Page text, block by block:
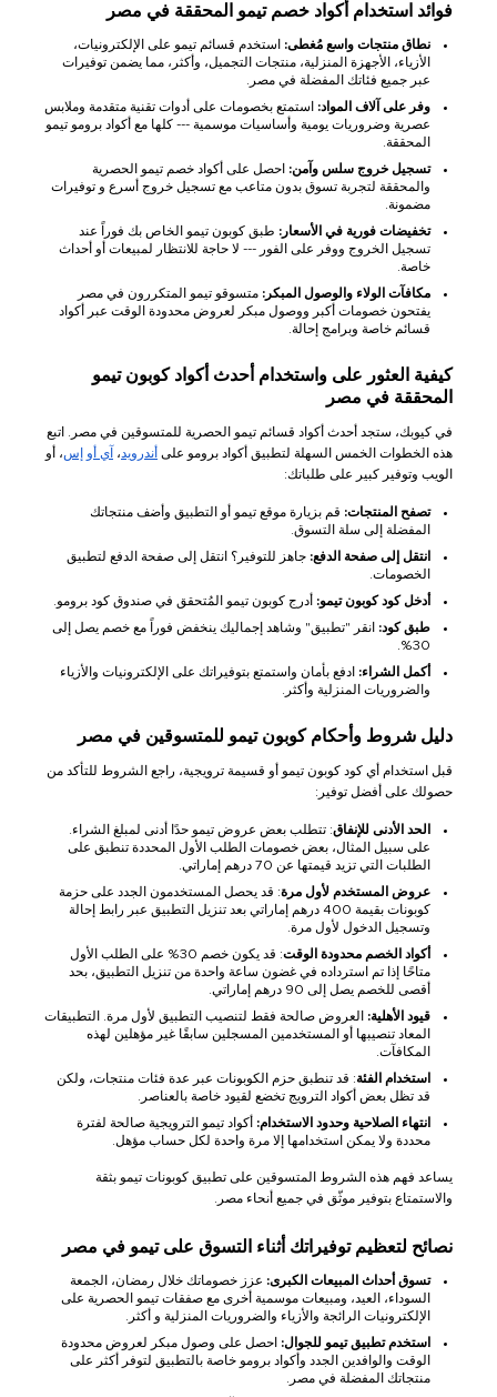
فوائد استخدام أكواد خصم تيمو المحققة في مصر
نطاق منتجات واسع مُغطى: استخدم قسائم تيمو على الإلكترونيات،
الأزياء، الأجهزة المنزلية، منتجات التجميل، وأكثر، مما يضمن توفيرات
عبر جميع فئاتك المفضلة في مصر.
وفر على آلاف المواد: استمتع بخصومات على أدوات تقنية متقدمة وملابس
عصرية وضروريات يومية وأساسيات موسمية --- كلها مع أكواد برومو تيمو
المحققة.
تسجيل خروج سلس وآمن: احصل على أكواد خصم تيمو الحصرية
والمحققة لتجربة تسوق بدون متاعب مع تسجيل خروج أسرع و توفيرات
مضمونة.
تخفيضات فورية في الأسعار: طبق كوبون تيمو الخاص بك فوراً عند
تسجيل الخروج ووفر على الفور --- لا حاجة للانتظار لمبيعات أو أحداث
خاصة.
مكافآت الولاء والوصول المبكر: متسوقو تيمو المتكررون في مصر
يفتحون خصومات أكبر ووصول مبكر لعروض محدودة الوقت عبر أكواد
قسائم خاصة وبرامج إحالة.
كيفية العثور على واستخدام أحدث أكواد كوبون تيمو
المحققة في مصر
في كيوبك، ستجد أحدث أكواد قسائم تيمو الحصرية للمتسوقين في مصر. اتبع
هذه الخطوات الخمس السهلة لتطبيق أكواد برومو على أندرويد ، آي أو إس، أو
الويب وتوفير كبير على طلباتك:
تصفح المنتجات: قم بزيارة موقع تيمو أو التطبيق وأضف منتجاتك
المفضلة إلى سلة التسوق.
انتقل إلى صفحة الدفع: جاهز للتوفير؟ انتقل إلى صفحة الدفع لتطبيق
الخصومات.
أدخل كود كوبون تيمو: أدرج كوبون تيمو المُتحقق في صندوق كود برومو.
طبق كود: انقر "تطبيق" وشاهد إجماليك ينخفض فوراً مع خصم يصل إلى
30%.
أكمل الشراء: ادفع بأمان واستمتع بتوفيراتك على الإلكترونيات والأزياء
والضروريات المنزلية وأكثر.
دليل شروط وأحكام كوبون تيمو للمتسوقين في مصر
قبل استخدام أي كود كوبون تيمو أو قسيمة ترويجية، راجع الشروط للتأكد من
حصولك على أفضل توفير:
الحد الأدنى للإنفاق: تتطلب بعض عروض تيمو حدًا أدنى لمبلغ الشراء.
على سبيل المثال، بعض خصومات الطلب الأول المحددة تنطبق على
الطلبات التي تزيد قيمتها عن 70 درهم إماراتي.
عروض المستخدم لأول مرة: قد يحصل المستخدمون الجدد على حزمة
كوبونات بقيمة 400 درهم إماراتي بعد تنزيل التطبيق عبر رابط إحالة
وتسجيل الدخول لأول مرة.
أكواد الخصم محدودة الوقت
: قد يكون خصم 30% على الطلب الأول
متاحًا إذا تم استرداده في غضون ساعة واحدة من تنزيل التطبيق، بحد
أقصى للخصم يصل إلى 90 درهم إماراتي.
قيود الأهلية: العروض صالحة فقط لتنصيب التطبيق لأول مرة. التطبيقات
المعاد تنصيبها أو المستخدمين المسجلين سابقًا غير مؤهلين لهذه
المكافآت.
استخدام الفئة: قد تنطبق حزم الكوبونات عبر عدة فئات منتجات، ولكن
قد تظل بعض أكواد الترويج تخضع لقيود خاصة بالعناصر.
انتهاء الصلاحية وحدود الاستخدام: أكواد تيمو الترويجية صالحة لفترة
محددة ولا يمكن استخدامها إلا مرة واحدة لكل حساب مؤهل.
يساعد فهم هذه الشروط المتسوقين على تطبيق كوبونات تيمو بثقة
والاستمتاع بتوفير موثّق في جميع أنحاء مصر.
نصائح لتعظيم توفيراتك أثناء التسوق على تيمو في مصر
تسوق أحداث المبيعات الكبرى: عزز خصوماتك خلال رمضان، الجمعة
السوداء، العيد، ومبيعات موسمية أخرى مع صفقات تيمو الحصرية على
الإلكترونيات الرائجة والأزياء والضروريات المنزلية و أكثر.
استخدم تطبيق تيمو للجوال: احصل على وصول مبكر لعروض محدودة
الوقت والوافدين الجدد وأكواد برومو خاصة بالتطبيق لتوفر أكثر على
منتجاتك المفضلة في مصر.